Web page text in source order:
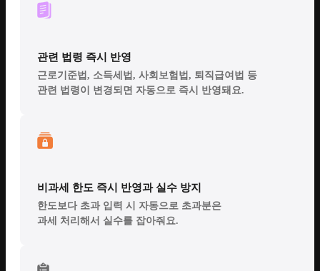
관련 법령 즉시 반영
근로기준법, 소득세법, 사회보험법, 퇴직급여법 등
관련 법령이 변경되면 자동으로 즉시 반영돼요.
비과세 한도 즉시 반영과 실수 방지
한도보다 초과 입력 시 자동으로 초과분은
과세 처리해서 실수를 잡아줘요.